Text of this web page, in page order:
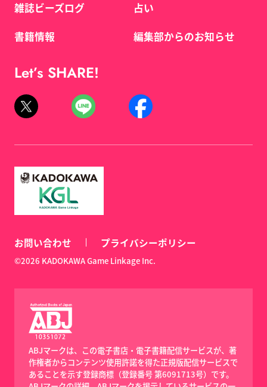
雑誌ビーズログ
書籍情報
占い
編集部からのお知らせ
Let’s SHARE!
お問い合わせ プライバシーポリシー
©2026 KADOKAWA Game Linkage Inc.
ABJマークは、この電子書店・電子書籍配信サービスが、著
作権者からコンテンツ使用許諾を得た正規版配信サービスで
あることを示す登録商標（登録番号 第6091713号）です。